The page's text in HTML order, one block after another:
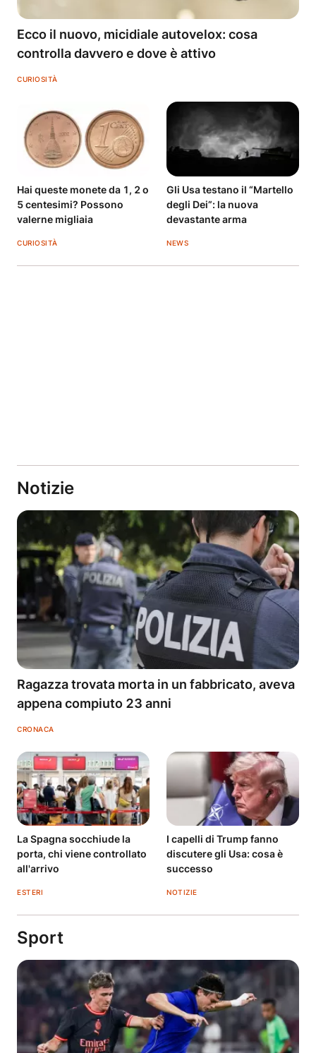
Ecco il nuovo, micidiale autovelox: cosa
controlla davvero e dove è attivo
CURIOSITÀ
Hai queste monete da 1, 2 o
5 centesimi? Possono
valerne migliaia
CURIOSITÀ
Gli Usa testano il “Martello
degli Dei”: la nuova
devastante arma
NEWS
Notizie
Ragazza trovata morta in un fabbricato, aveva
appena compiuto 23 anni
CRONACA
La Spagna socchiude la
porta, chi viene controllato
all'arrivo
ESTERI
I capelli di Trump fanno
discutere gli Usa: cosa è
successo
NOTIZIE
Sport